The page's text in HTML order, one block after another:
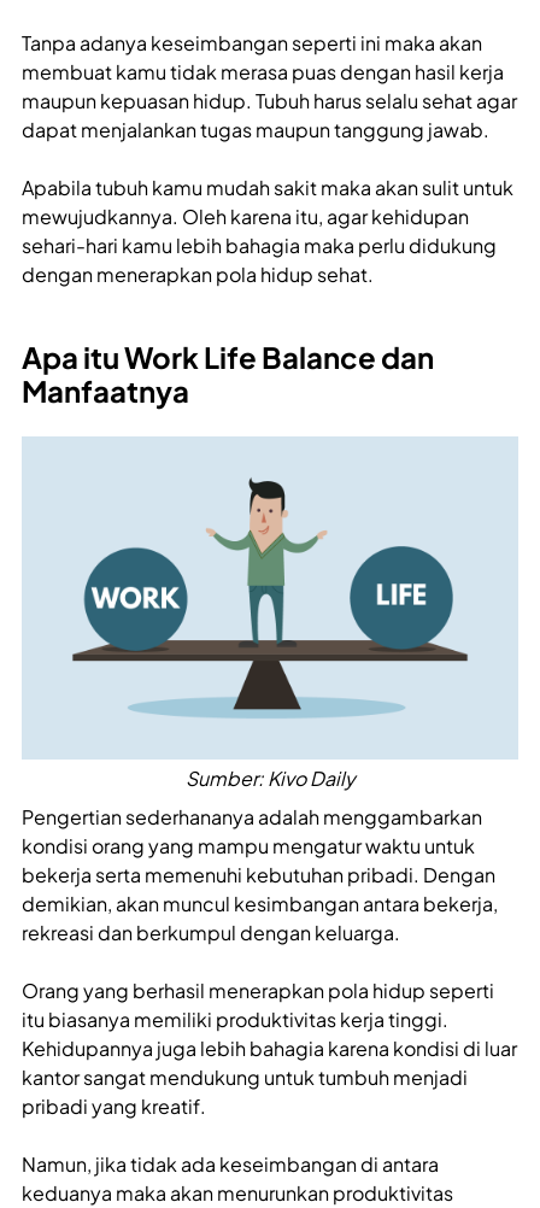
Tanpa adanya keseimbangan seperti ini maka akan
membuat kamu tidak merasa puas dengan hasil kerja
maupun kepuasan hidup. Tubuh harus selalu sehat agar
dapat menjalankan tugas maupun tanggung jawab.
Apabila tubuh kamu mudah sakit maka akan sulit untuk
mewujudkannya. Oleh karena itu, agar kehidupan
sehari-hari kamu lebih bahagia maka perlu didukung
dengan menerapkan pola hidup sehat.
Apa itu Work Life Balance dan
Manfaatnya
Sumber: Kivo Daily
Pengertian sederhananya adalah menggambarkan
kondisi orang yang mampu mengatur waktu untuk
bekerja serta memenuhi kebutuhan pribadi. Dengan
demikian, akan muncul kesimbangan antara bekerja,
rekreasi dan berkumpul dengan keluarga.
Orang yang berhasil menerapkan pola hidup seperti
itu biasanya memiliki produktivitas kerja tinggi.
Kehidupannya juga lebih bahagia karena kondisi di luar
kantor sangat mendukung untuk tumbuh menjadi
pribadi yang kreatif.
Namun, jika tidak ada keseimbangan di antara
keduanya maka akan menurunkan produktivitas